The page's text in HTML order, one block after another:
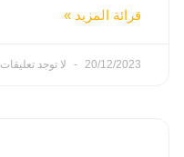
قرائة المزيد »
20/12/2023 لا توجد تعليقات